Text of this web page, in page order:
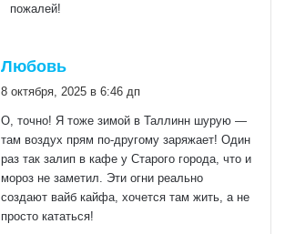
пожалей!
Любовь
8 октября, 2025 в 6:46 дп
О, точно! Я тоже зимой в Таллинн шурую —
там воздух прям по-другому заряжает! Один
раз так залип в кафе у Старого города, что и
мороз не заметил. Эти огни реально
создают вайб кайфа, хочется там жить, а не
просто кататься!